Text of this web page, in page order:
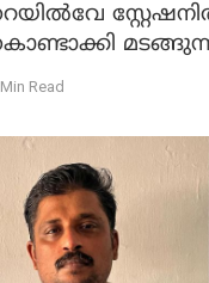
സ്കൂട്ടറിൽ
Read